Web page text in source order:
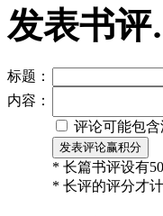
发表书
标题：
内容：
评论可能包
* 长篇书评设有
* 长评的评分才